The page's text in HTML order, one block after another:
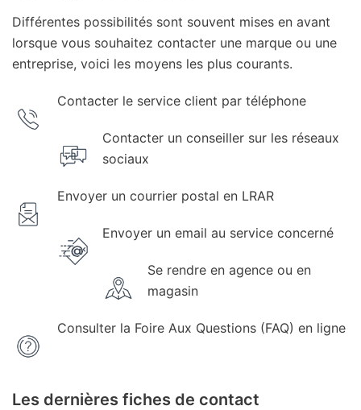
Différentes possibilités sont souvent mises en avant
lorsque vous souhaitez contacter une marque ou une
entreprise, voici les moyens les plus courants.
Contacter le service client par téléphone
Contacter un conseiller sur les réseaux
sociaux
Envoyer un courrier postal en LRAR
Envoyer un email au service concerné
Se rendre en agence ou en
magasin
Consulter la Foire Aux Questions (FAQ) en ligne
Les dernières fiches de contact